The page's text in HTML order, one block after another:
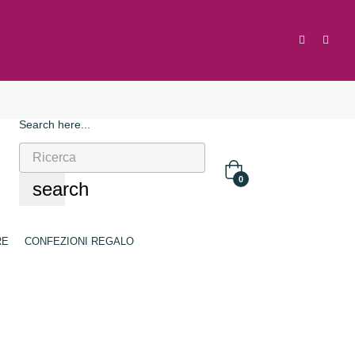
Search here...
search 0
CONFEZIONI REGALO